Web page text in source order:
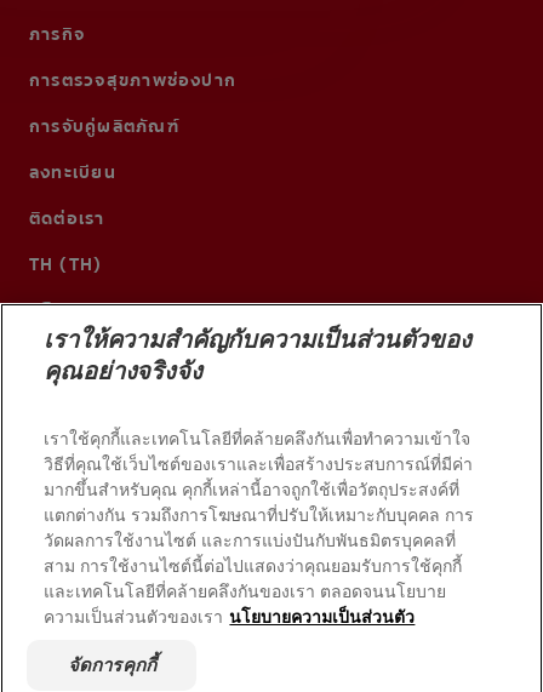
ภารกิจ
การตรวจสุขภาพช่องปาก
การจับคู่ผลิตภัณฑ์
ลงทะเบียน
ติดต่อเรา
TH (TH)
© 2026 บริษัท คอลเกต-ปาล์มโอลีฟ สงวนลิขสิทธิ์
เงื่อนไขการใช้งาน
นโยบายความเป็นส่วนตัว
เราให้ความสำคัญกับความเป็นส่วนตัวของ
คุณอย่างจริงจัง
เราใช้คุกกี้และเทคโนโลยีที่คล้ายคลึงกันเพื่อทำความเข้าใจ
วิธีที่คุณใช้เว็บไซต์ของเราและเพื่อสร้างประสบการณ์ที่มีค่า
มากขึ้นสำหรับคุณ คุกกี้เหล่านี้อาจถูกใช้เพื่อวัตถุประสงค์ที่
แตกต่างกัน รวมถึงการโฆษณาที่ปรับให้เหมาะกับบุคคล การ
วัดผลการใช้งานไซต์ และการแบ่งปันกับพันธมิตรบุคคลที่
สาม การใช้งานไซต์นี้ต่อไปแสดงว่าคุณยอมรับการใช้คุกกี้
และเทคโนโลยีที่คล้ายคลึงกันของเรา ตลอดจนนโยบาย
ความเป็นส่วนตัวของเรา นโยบายความเป็นส่วนตัว
จัดการคุกกี้